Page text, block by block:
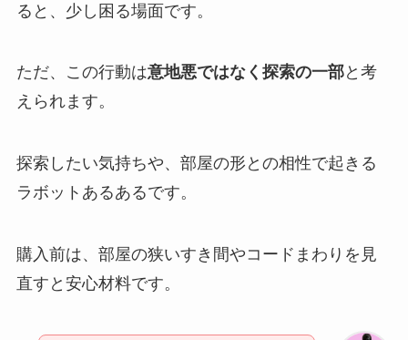
ると、少し困る場面です。
ただ、この行動は意地悪ではなく探索の一部と考
えられます。
探索したい気持ちや、部屋の形との相性で起きる
ラボットあるあるです。
購入前は、部屋の狭いすき間やコードまわりを見
直すと安心材料です。